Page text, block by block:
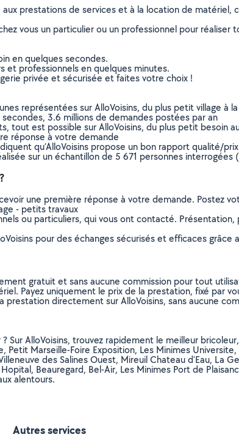
prestations de services et à la location de
vous un particulier ou un professionnel pour
en quelques secondes.
et professionnels en quelques minutes.
privée et sécurisée et faites votre choix !
représentées sur AlloVoisins, du plus petit village à
3.6 millions de demandes postées par an
tout est possible sur AlloVoisins, du plus petit besoin
réponse à votre demande
qu’AlloVoisins propose un bon rapport qualité/prix
sur un échantillon de 5 671 personnes interrogées
une première réponse à votre demande. Postez
- petits travaux
ou particuliers, qui vous ont contacté.
pour des échanges sécurisés et efficaces grâce
gratuit et sans aucune commission pour tout
Payez uniquement le prix de la prestation, fixé par
prestation directement sur AlloVoisins, sans aucune
Sur AlloVoisins, trouvez rapidement le meilleur
Petit Marseille-Foire Exposition, Les Minimes
des Salines Ouest, Mireuil Chateau d'Eau, La
Beauregard, Bel-Air, Les Minimes Port de
alentours.
Autres services